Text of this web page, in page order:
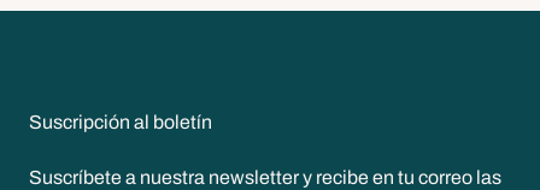
Suscripción al boletín
Suscríbete a nuestra newsletter y recibe en tu correo las